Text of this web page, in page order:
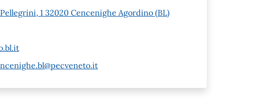
1 32020 Cencenighe Agordino (BL)